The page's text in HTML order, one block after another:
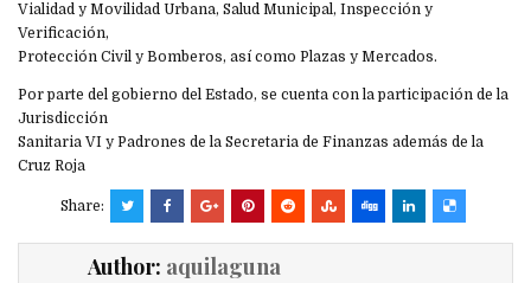
Vialidad y Movilidad Urbana, Salud Municipal, Inspección y
Verificación,
Protección Civil y Bomberos, así como Plazas y Mercados.
Por parte del gobierno del Estado, se cuenta con la participación de la
Jurisdicción
Sanitaria VI y Padrones de la Secretaria de Finanzas además de la
Cruz Roja
Share:
Author: aquilaguna